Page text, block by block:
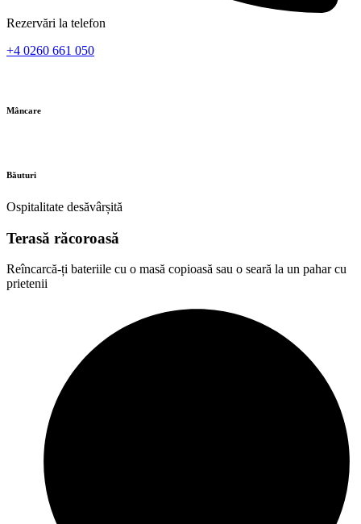
Rezervări la telefon
+4 0260 661 050
Mâncare
Băuturi
Ospitalitate desăvârșită
Terasă răcoroasă
Reîncarcă-ți bateriile cu o masă copioasă sau o seară la un pahar cu
prietenii